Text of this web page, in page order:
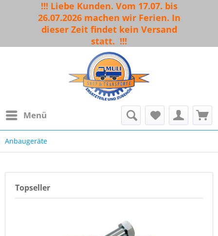
!!! Liebe Kunden. Vom 17.07. bis
26.07.2026 machen wir Ferien. In
dieser Zeit findet kein Versand
statt. !!!
Menü
Anbaugeräte
Topseller